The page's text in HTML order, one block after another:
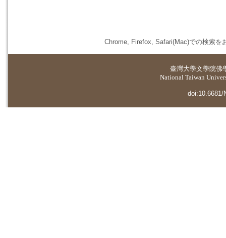
Chrome, Firefox, Safari(Mac)での検索を
臺灣大學文學院佛
National Taiwan
doi:10.6681/